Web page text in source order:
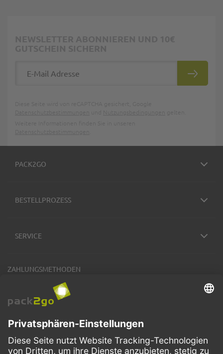
PACK2GO
BESTELLPROZESS
SERVICE
ZAHLUNGSMETHODEN
VERSANDARTEN